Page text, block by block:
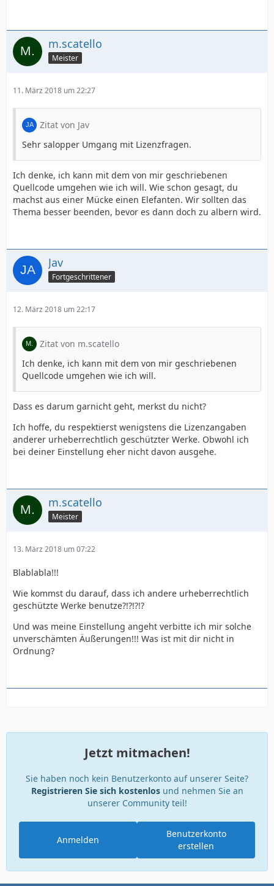
m.scatello
Meister
11. März 2018 um 22:27
Zitat von Jav
Sehr salopper Umgang mit Lizenzfragen.
Ich denke, ich kann mit dem von mir geschriebenen
Quellcode umgehen wie ich will. Wie schon gesagt, du
machst aus einer Mücke einen Elefanten. Wir sollten das
Thema besser beenden, bevor es dann doch zu albern wird.
Jav
Fortgeschrittener
12. März 2018 um 22:17
Zitat von m.scatello
Ich denke, ich kann mit dem von mir geschriebenen
Quellcode umgehen wie ich will.
Dass es darum garnicht geht, merkst du nicht?
Ich hoffe, du respektierst wenigstens die Lizenzangaben
anderer urheberrechtlich geschützter Werke. Obwohl ich
bei deiner Einstellung eher nicht davon ausgehe.
m.scatello
Meister
13. März 2018 um 07:22
Blablabla!!!
Wie kommst du darauf, dass ich andere urheberrechtlich
geschützte Werke benutze?!?!?!?
Und was meine Einstellung angeht verbitte ich mir solche
unverschämten Äußerungen!!! Was ist mit dir nicht in
Ordnung?
Jetzt mitmachen!
Sie haben noch kein Benutzerkonto auf unserer Seite?
Registrieren Sie sich kostenlosund nehmen Sie an
unserer Community teil!
Benutzerkonto
erstellen
Anmelden